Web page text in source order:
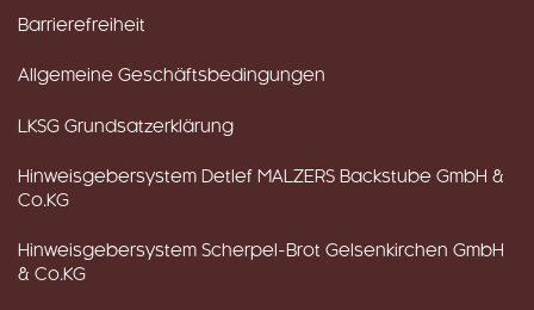
Barrierefreiheit
Allgemeine Geschäftsbedingungen
LKSG Grundsatzerklärung
Hinweisgebersystem Detlef MALZERS Backstube GmbH &
Co.KG
Hinweisgebersystem Scherpel-Brot Gelsenkirchen GmbH
& Co.KG